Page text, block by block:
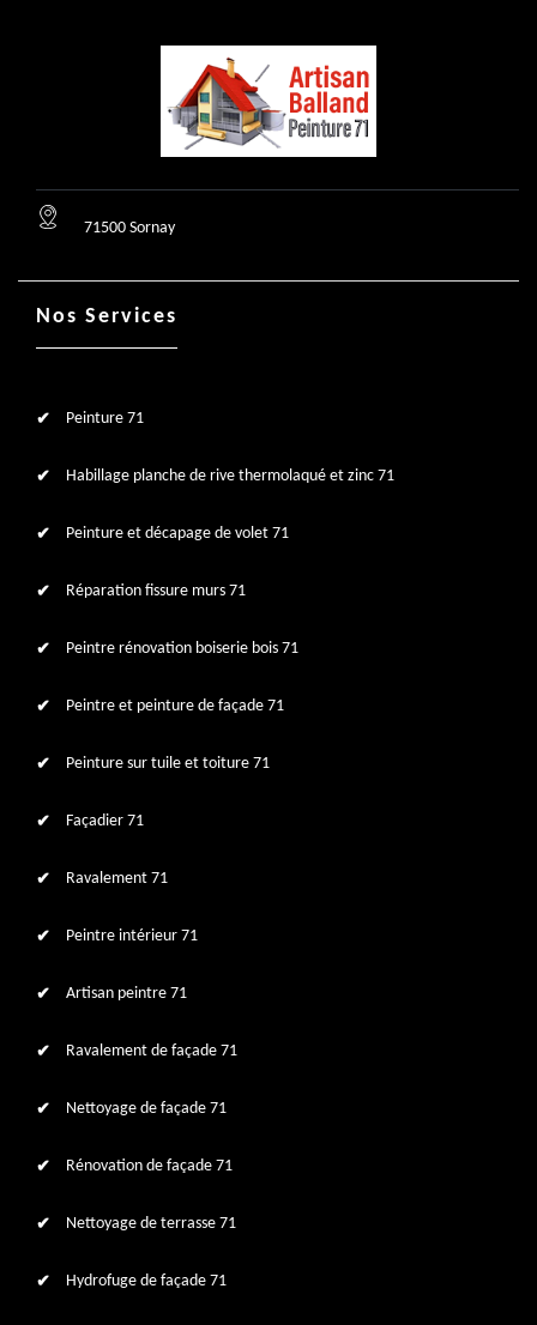
71500 Sornay
Nos Services
Peinture 71
Habillage planche de rive thermolaqué et zinc 71
Peinture et décapage de volet 71
Réparation fissure murs 71
Peintre rénovation boiserie bois 71
Peintre et peinture de façade 71
Peinture sur tuile et toiture 71
Façadier 71
Ravalement 71
Peintre intérieur 71
Artisan peintre 71
Ravalement de façade 71
Nettoyage de façade 71
Rénovation de façade 71
Nettoyage de terrasse 71
Hydrofuge de façade 71